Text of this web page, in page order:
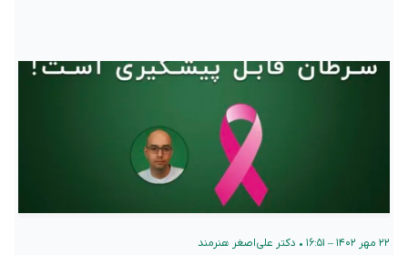
۲۲ مهر ۱۴۰۲ – ۱۶:۵۱ • دکتر علی‌اصغر هنرمند